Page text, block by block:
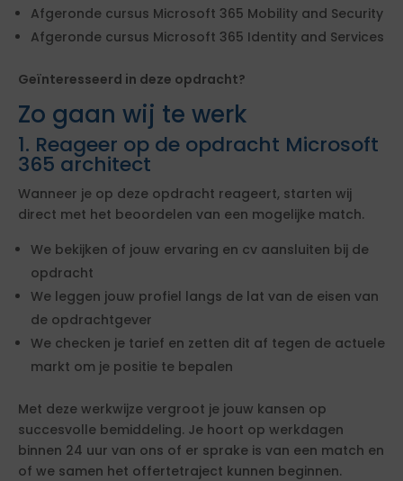
Afgeronde cursus Microsoft 365 Mobility and Security
Afgeronde cursus Microsoft 365 Identity and Services
Geïnteresseerd in deze opdracht?
Zo gaan wij te werk
1. Reageer op de opdracht Microsoft
365 architect
Wanneer je op deze opdracht reageert, starten wij
direct met het beoordelen van een mogelijke match.
We bekijken of jouw ervaring en cv aansluiten bij de
opdracht
We leggen jouw profiel langs de lat van de eisen van
de opdrachtgever
We checken je tarief en zetten dit af tegen de actuele
markt om je positie te bepalen
Met deze werkwijze vergroot je jouw kansen op
succesvolle bemiddeling. Je hoort op werkdagen
binnen 24 uur van ons of er sprake is van een match en
of we samen het offertetraject kunnen beginnen.